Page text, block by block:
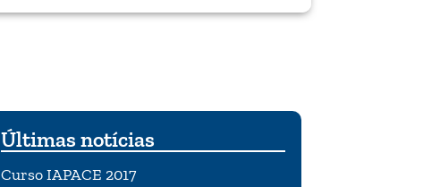
Últimas notícias
Curso IAPACE 2017